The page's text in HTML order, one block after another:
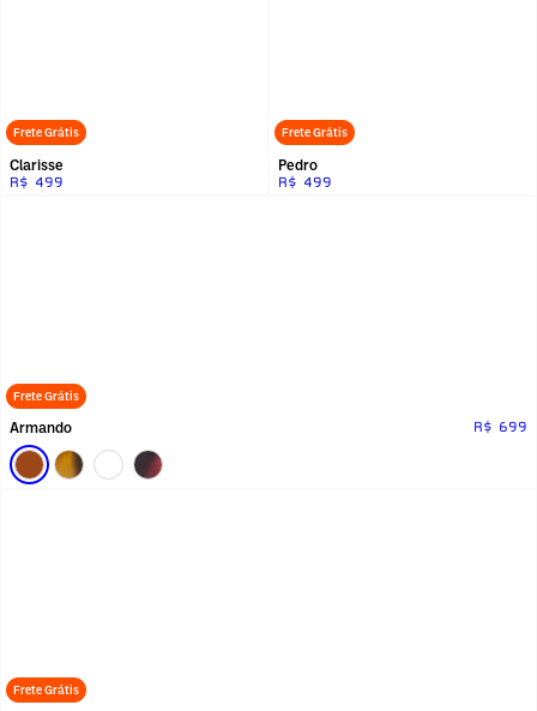
Frete Grátis
Clarisse
R$ 499
Frete Grátis
Armando R$ 699
Frete Grátis
Frete Grátis
Pedro
R$ 499